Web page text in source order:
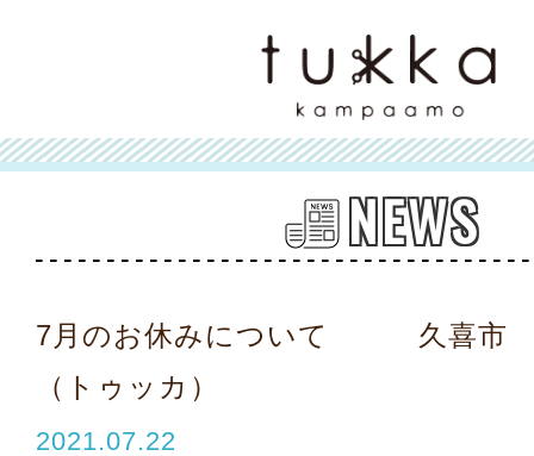
NEWS
7月のお休みについて 久喜市
（トゥッカ）
2021.07.22